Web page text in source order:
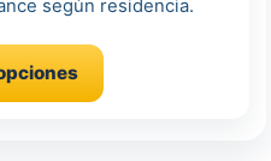
según residencia.